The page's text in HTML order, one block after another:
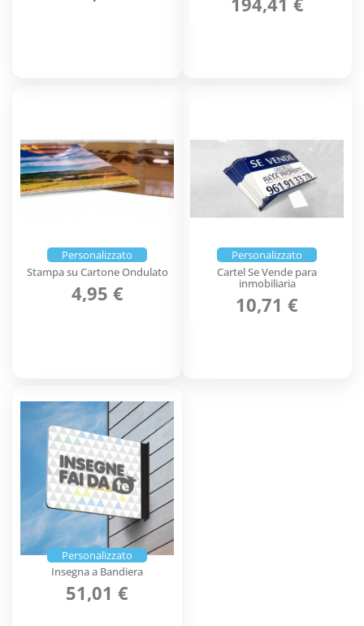
Personalizzato
Stampa su Cartone Ondulato
4,95 €
Personalizzato
Cartel Se Vende para
inmobiliaria
10,71 €
Personalizzato
Insegna a Bandiera
51,01 €